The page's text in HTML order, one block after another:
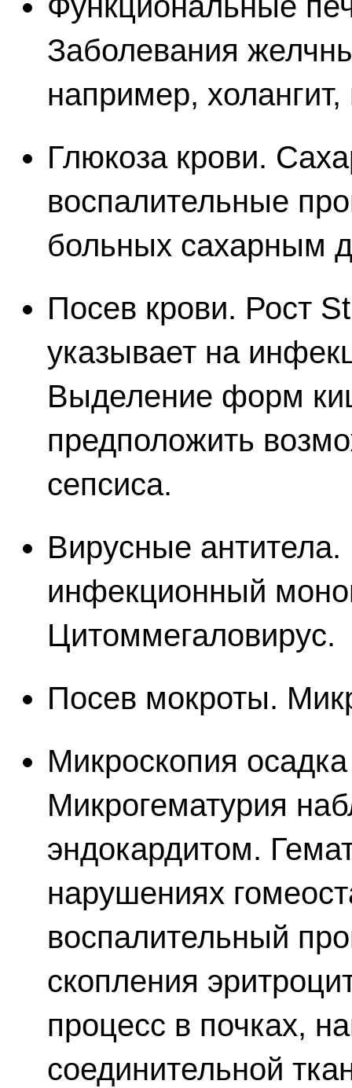
Заболевания
например, холангит,
Глюкоза крови.
воспалительные
больных сахарным
Посев крови. Рост
указывает на
Выделение форм
предположить
сепсиса.
Вирусные антитела.
инфекционный
Цитоммегаловирус.
Посев мокроты.
Микроскопия
Микрогематурия
эндокардитом.
нарушениях
воспалительный
скопления
процесс в почках,
соединительной